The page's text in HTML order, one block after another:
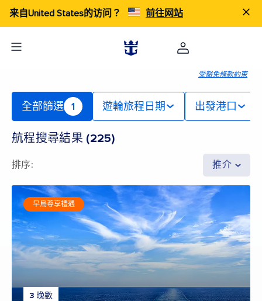
来自United States的访问？ 前往网站
受豁免條款約束
全部篩選 1 遊輪旅程日期 出發港口
航程搜尋結果 (225)
排序: 推介
3 晚數
早鳥尊享禮遇